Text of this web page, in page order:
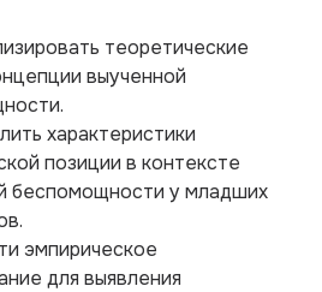
теоретические
выученной
характеристики
позиции в контексте
беспомощности у младших
эмпирическое
для выявления